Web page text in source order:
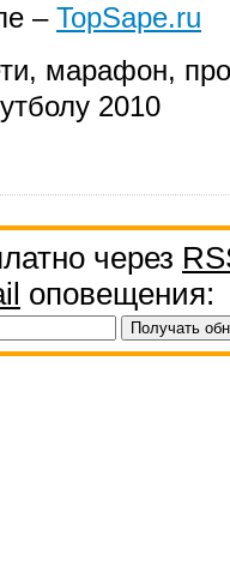
– TopSape.ru
, марафон,
2010
через
оповещения: